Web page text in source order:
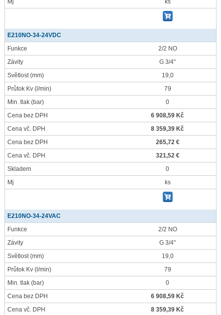
Mj ks
E210NO-34-24VDC
Funkce
2/2 NO
Závity
G 3/4"
Světlost(mm)
19,0
Průtok Kv (l/min)
79
Min. tlak (bar)
0
Cena bez DPH
6 908,59 Kč
Cena vč. DPH
8 359,39 Kč
Cena bez DPH
265,72 €
Cena vč. DPH
321,52 €
Skladem
0
Mj
ks
E210NO-34-24VAC
Funkce
2/2 NO
Závity
G 3/4"
Světlost(mm)
19,0
Průtok Kv (l/min)
79
Min. tlak (bar)
0
Cena bez DPH
6 908,59 Kč
Cena vč. DPH
8 359,39 Kč